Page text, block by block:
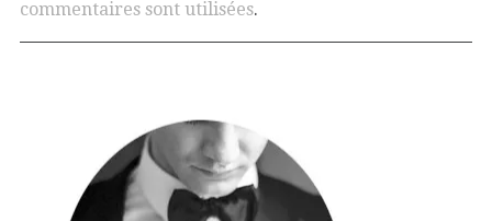
commentaires sont utilisées.